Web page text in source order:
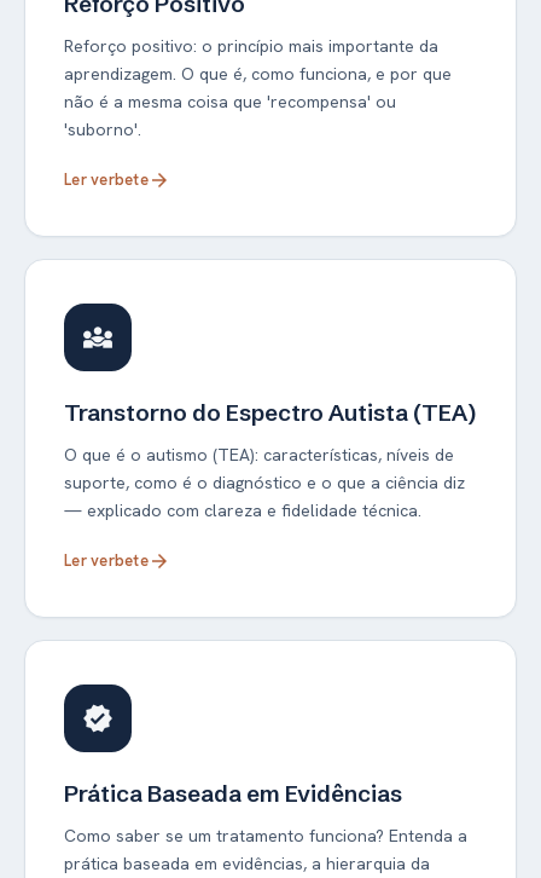
Reforço positivo: o princípio mais importante da
aprendizagem. O que é, como funciona, e por que
não é a mesma coisa que 'recompensa' ou
'suborno'.
Ler verbetearrow_forward
diversity_3
Transtorno do Espectro Autista (TEA)
O que é o autismo (TEA): características, níveis de
suporte, como é o diagnóstico e o que a ciência diz
— explicado com clareza e fidelidade técnica.
Ler verbetearrow_forward
verified
Prática Baseada em Evidências
Como saber se um tratamento funciona? Entenda a
prática baseada em evidências, a hierarquia da